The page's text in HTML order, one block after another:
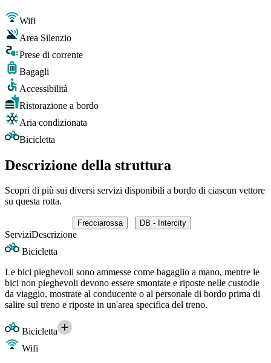
Wifi
Area Silenzio
Prese di corrente
Bagagli
Accessibilità
Ristorazione a bordo
Aria condizionata
Bicicletta
Descrizione della struttura
Scopri di più sui diversi servizi disponibili a bordo di ciascun vettore
su questa rotta.
Frecciarossa DB - Intercity
ServiziDescrizione
Bicicletta
Le bici pieghevoli sono ammesse come bagaglio a mano, mentre le
bici non pieghevoli devono essere smontate e riposte nelle custodie
da viaggio, mostrate al conducente o al personale di bordo prima di
salire sul treno e riposte in un'area specifica del treno.
Bicicletta
Wifi